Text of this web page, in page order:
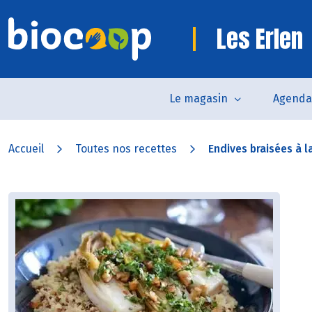
Les Erlen
Le magasin Agenda
Accueil Toutes nos recettes Endives braisées à